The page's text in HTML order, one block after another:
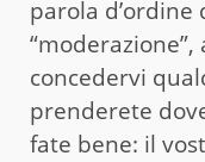
parola d’ordine
concedervi
prenderete
fate bene: il